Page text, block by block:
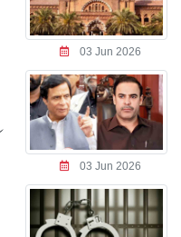
03 Jun 2026
03 Jun 2026